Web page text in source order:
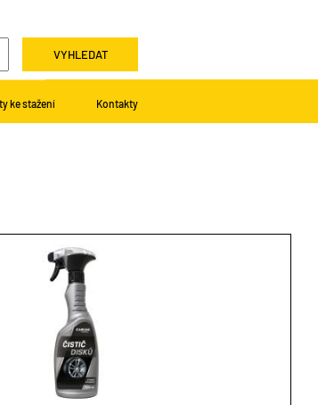
VYHLEDAT
ke stažení Kontakty